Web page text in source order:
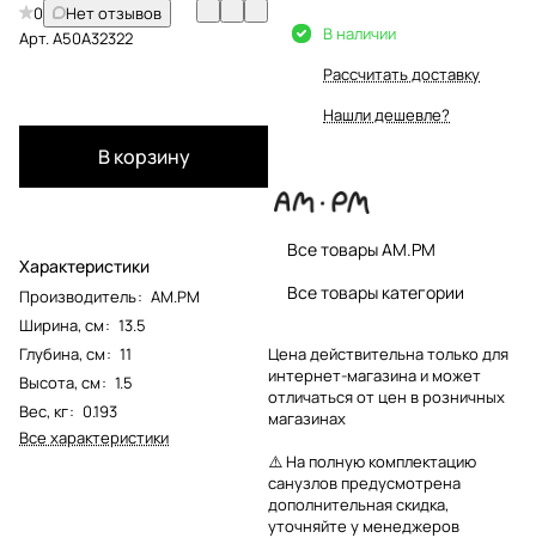
0
Нет отзывов
Арт.A50A32322
В корзину
Характеристики
Производитель: AM.PM
Ширина, см: 13.5
Глубина, см: 11
Высота, см: 1.5
Вес, кг: 0.193
Все характеристики
В наличии
Рассчитать доставку
Нашли дешевле?
Все товары AM.PM
Все товары категории
Цена действительна только для
интернет-магазина и может
отличаться от цен в розничных
магазинах
⚠️ На полную комплектацию
санузлов предусмотрена
дополнительная скидка,
уточняйте у менеджеров